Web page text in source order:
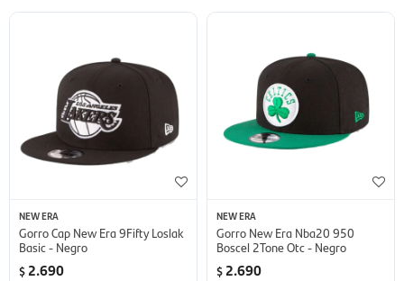
NEW ERA
Gorro Cap New Era 9Fifty Loslak
Basic - Negro
$ 2.690
NEW ERA
Gorro New Era Nba20 950
Boscel 2Tone Otc - Negro
$ 2.690